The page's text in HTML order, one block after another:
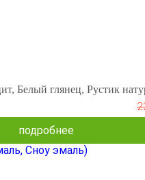
Белый глянец, Рустик
подробнее